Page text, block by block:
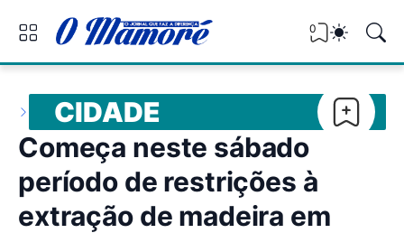
0
CIDADE
Começa neste sábado
período de restrições à
extração de madeira em